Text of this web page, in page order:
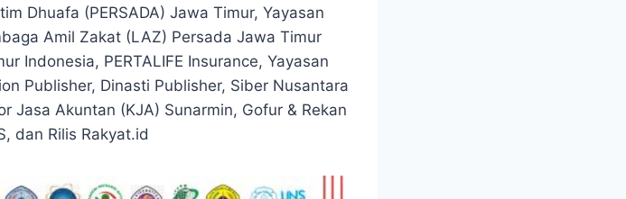
Dhuafa (PERSADA) Jawa Timur, Yayasan
Amil Zakat (LAZ) Persada Jawa Timur
Indonesia, PERTALIFE Insurance, Yayasan
Publisher, Dinasti Publisher, Siber Nusantara
Jasa Akuntan (KJA) Sunarmin, Gofur & Rekan
dan Rilis Rakyat.id